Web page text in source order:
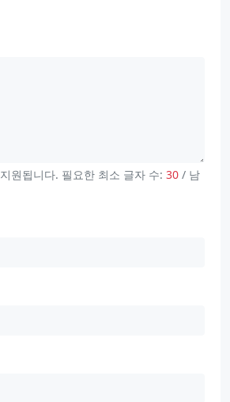
지원됩니다. 필요한 최소 글자 수:30 / 남